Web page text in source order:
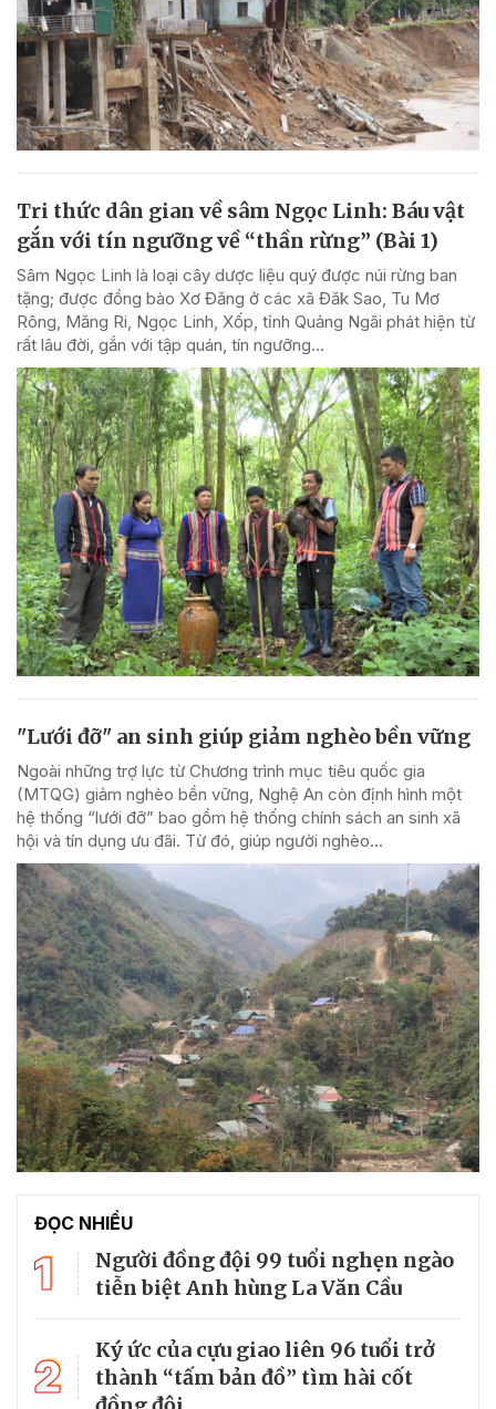
Tri thức dân gian về sâm Ngọc Linh: Báu vật
gắn với tín ngưỡng về “thần rừng” (Bài 1)
Sâm Ngọc Linh là loại cây dược liệu quý được núi rừng ban
tặng; được đồng bào Xơ Đăng ở các xã Đăk Sao, Tu Mơ
Rông, Măng Ri, Ngọc Linh, Xốp, tỉnh Quảng Ngãi phát hiện từ
rất lâu đời, gắn với tập quán, tín ngưỡng...
"Lưới đỡ" an sinh giúp giảm nghèo bền vững
Ngoài những trợ lực từ Chương trình mục tiêu quốc gia
(MTQG) giảm nghèo bền vững, Nghệ An còn định hình một
hệ thống “lưới đỡ” bao gồm hệ thống chính sách an sinh xã
hội và tín dụng ưu đãi. Từ đó, giúp người nghèo...
ĐỌC NHIỀU
1
Người đồng đội 99 tuổi nghẹn ngào
tiễn biệt Anh hùng La Văn Cầu
2
Ký ức của cựu giao liên 96 tuổi trở
thành “tấm bản đồ” tìm hài cốt